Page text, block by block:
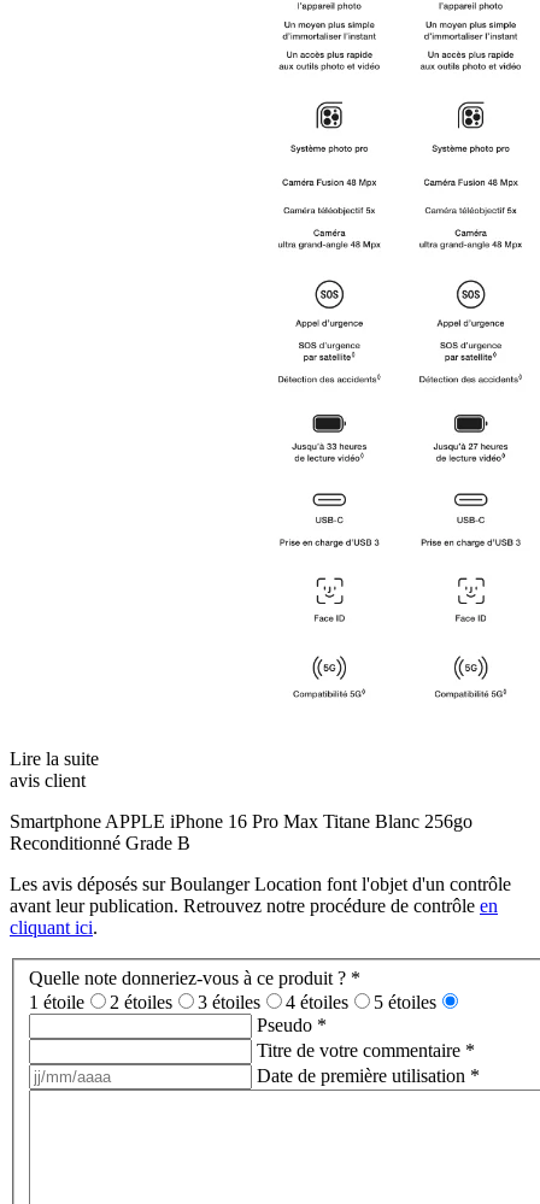
Lire la suite
avis client
Smartphone APPLE iPhone 16 Pro Max Titane Blanc 256go
Reconditionné Grade B
Les avis déposés sur Boulanger Location font l'objet d'un contrôle
avant leur publication. Retrouvez notre procédure de contrôle en
cliquant ici.
Quelle note donneriez-vous à ce produit ? *
1 étoile
2 étoiles 3 étoiles 4 étoiles
5 étoiles
Pseudo *
Titre de votre commentaire *
Date de première utilisation *